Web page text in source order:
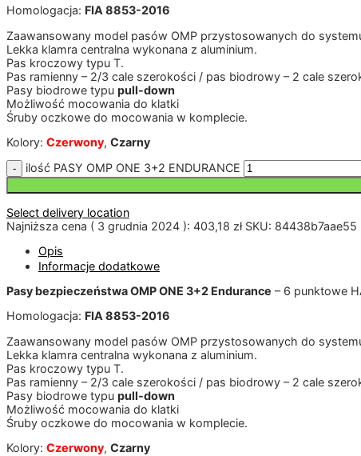
Homologacja: FIA 8853-2016
Zaawansowany model pasów OMP przystosowanych do
Lekka klamra centralna wykonana z aluminium.
Pas kroczowy typu T.
Pas ramienny – 2/3 cale szerokości / pas biodrowy – 2 cale
Pasy biodrowe typu pull-down
Możliwość mocowania do klatki
Śruby oczkowe do mocowania w komplecie.
Kolory: Czerwony, Czarny
ilość PASY OMP ONE 3+2 ENDURANCE
Select delivery location
Najniższa cena ( 3 grudnia 2024 ): 403,18 zł SKU: 84438b7aae55
Opis
Informacje dodatkowe
Pasy bezpieczeństwa OMP ONE 3+2 Endurance – 6 punktowe
Homologacja: FIA 8853-2016
Zaawansowany model pasów OMP przystosowanych do
Lekka klamra centralna wykonana z aluminium.
Pas kroczowy typu T.
Pas ramienny – 2/3 cale szerokości / pas biodrowy – 2 cale
Pasy biodrowe typu pull-down
Możliwość mocowania do klatki
Śruby oczkowe do mocowania w komplecie.
Kolory: Czerwony, Czarny